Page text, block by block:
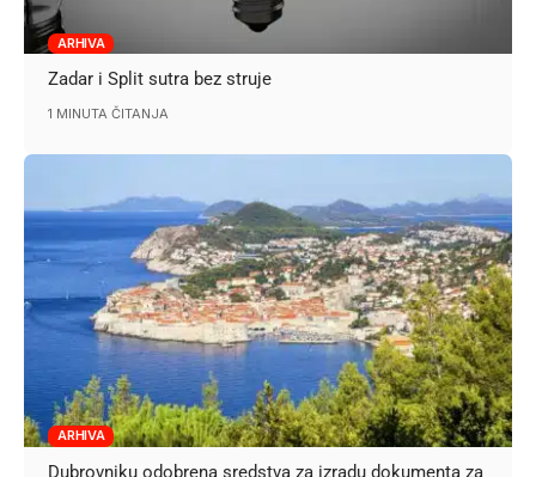
ARHIVA
Zadar i Split sutra bez struje
1 MINUTA ČITANJA
ARHIVA
Dubrovniku odobrena sredstva za izradu dokumenta za